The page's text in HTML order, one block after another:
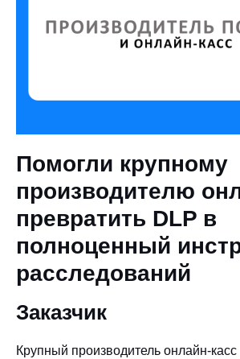
Помогли крупному
производителю
превратить DLP в
полноценный
расследований
Заказчик
Крупный производитель онлайн-